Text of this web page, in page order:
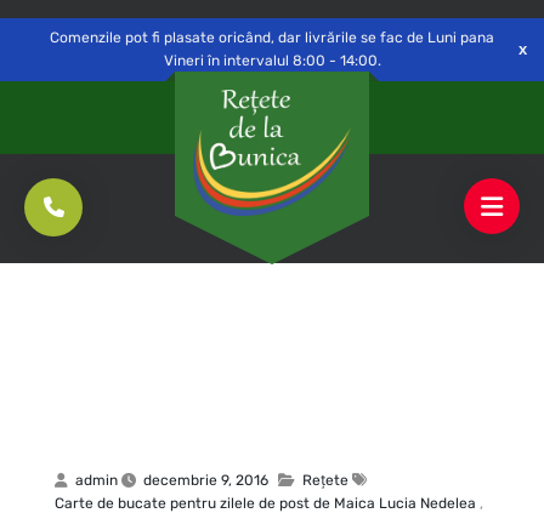
Delivery toSăvinești, NT Switch Open
Comenzile pot fi plasate oricând, dar livrările se fac de Luni pana
Vineri în intervalul 8:00 - 14:00.
admin decembrie 9, 2016
Rețete
Carte de bucate pentru zilele de post de Maica Lucia Nedelea ,